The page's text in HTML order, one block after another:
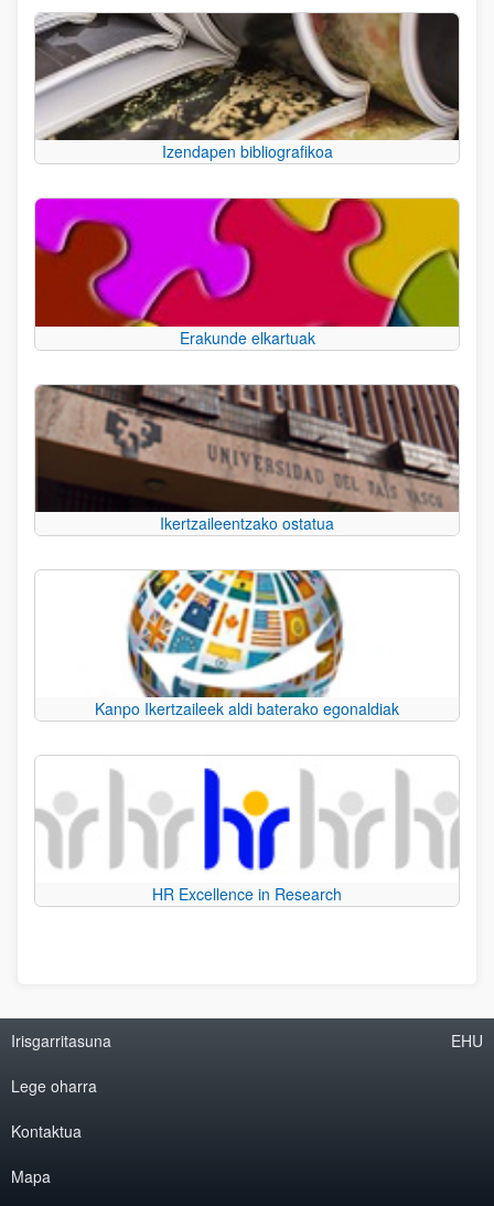
Izendapen bibliografikoa
Erakunde elkartuak
Ikertzaileentzako ostatua
Kanpo Ikertzaileek aldi baterako egonaldiak
HR Excellence in Research
Irisgarritasuna
Lege oharra
Kontaktua
Mapa
EHU